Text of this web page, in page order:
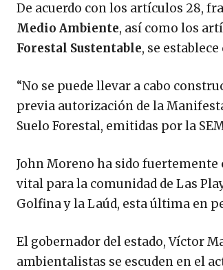
De acuerdo con los artículos 28,
Medio Ambiente, así como los
Forestal Sustentable, se establece
“No se puede llevar a cabo
previa autorización de la
Suelo Forestal, emitidas por la
John Moreno ha sido
vital para la comunidad de Las
Golfina y la Laúd, esta última en
El gobernador del estado, Víctor
ambientalistas se escuden en el